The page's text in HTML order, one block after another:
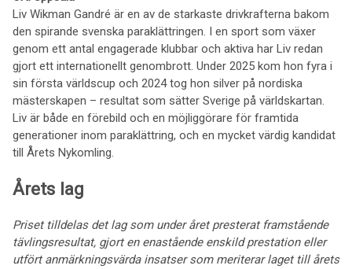
Liv Wikman Gandré är en av de starkaste drivkrafterna bakom
den spirande svenska paraklättringen. I en sport som växer
genom ett antal engagerade klubbar och aktiva har Liv redan
gjort ett internationellt genombrott. Under 2025 kom hon fyra i
sin första världscup och 2024 tog hon silver på nordiska
mästerskapen – resultat som sätter Sverige på världskartan.
Liv är både en förebild och en möjliggörare för framtida
generationer inom paraklättring, och en mycket värdig kandidat
till Årets Nykomling.
Årets lag
Priset tilldelas det lag som under året presterat framstående
tävlingsresultat, gjort en enastående enskild prestation eller
utfört anmärkningsvärda insatser som meriterar laget till årets